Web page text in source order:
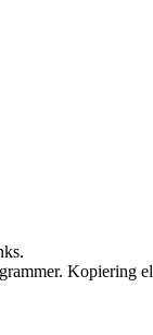
Kopiering